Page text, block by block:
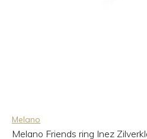
Melano
Melano Friends ring Inez